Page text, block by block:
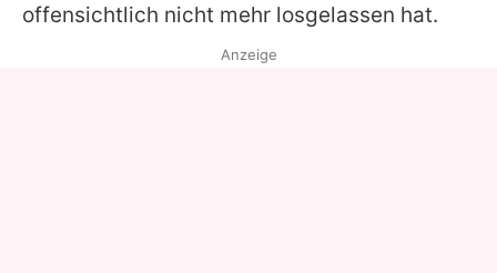
offensichtlich nicht mehr losgelassen hat.
Anzeige